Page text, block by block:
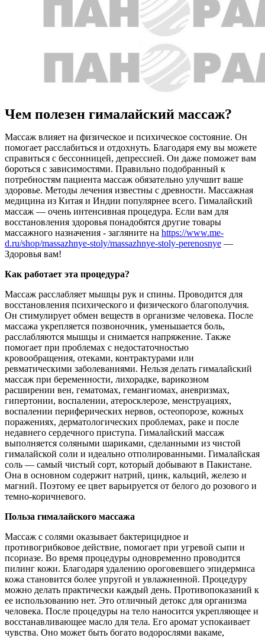
Чем полезен гималайский массаж?
Массаж влияет на физическое и психическое состояние. Он
помогает расслабиться и отдохнуть. Благодаря ему вы можете
справиться с бессонницей, депрессией. Он даже поможет вам
бороться с зависимостями. Правильно подобранный к
потребностям пациента массаж обязательно улучшит ваше
здоровье. Методы лечения известны с древности. Массажная
медицина из Китая и Индии популярнее всего. Гималайский
массаж — очень интенсивная процедура. Если вам для
восстановления здоровья понадобятся другие товары
массажного назначения - загляните на https://www.me-
d.ru/shop/massazhnye-stoly/massazhnye-stoly-perenosnye —
Здоровья вам!
Как работает эта процедура?
Массаж расслабляет мышцы рук и спины. Проводится для
восстановления психического и физического благополучия.
Он стимулирует обмен веществ в организме человека. После
массажа укрепляется позвоночник, уменьшается боль,
расслабляются мышцы и снимается напряжение. Также
помогает при проблемах с недостаточностью
кровообращения, отеками, контрактурами или
ревматическими заболеваниями. Нельзя делать гималайский
массаж при беременности, лихорадке, варикозном
расширении вен, гематомах, гемангиомах, аневризмах,
гипертонии, воспалении, атеросклерозе, менструациях,
воспалении периферических нервов, остеопорозе, кожных
поражениях, дерматологических проблемах, раке и после
недавнего сердечного приступа. Гималайский массаж
выполняется соляными шариками, сделанными из чистой
гималайской соли и идеально отполированными. Гималайская
соль — самый чистый сорт, который добывают в Пакистане.
Она в основном содержит натрий, цинк, кальций, железо и
магний. Поэтому ее цвет варьируется от белого до розового и
темно-коричневого.
Польза гималайского массажа
Массаж с солями оказывает бактерицидное и
противогрибковое действие, помогает при угревой сыпи и
псориазе. Во время процедуры одновременно проводится
пилинг кожи. Благодаря удалению ороговевшего эпидермиса
кожа становится более упругой и увлажненной. Процедуру
можно делать практически каждый день. Противопоказаний к
ее использованию нет. Это отличный детокс для организма
человека. После процедуры на тело наносится укрепляющее и
восстанавливающее масло для тела. Его аромат успокаивает
чувства. Оно может быть богато водорослями вакаме,